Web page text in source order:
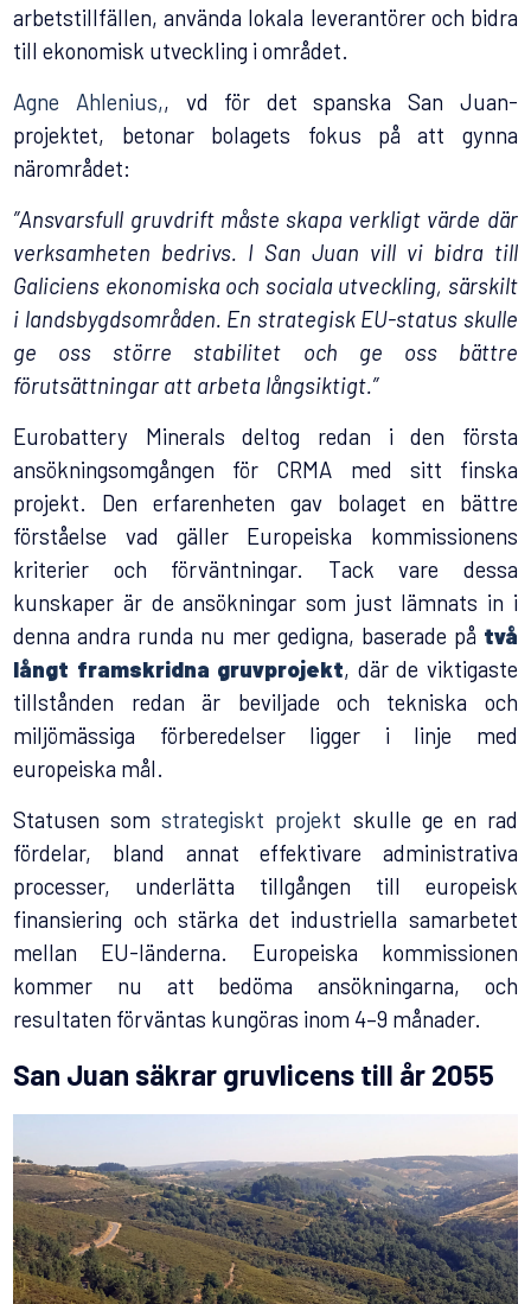
arbetstillfällen, använda lokala leverantörer och bidra
till ekonomisk utveckling i området.
Agne Ahlenius,, vd för det spanska San Juan-
projektet, betonar bolagets fokus på att gynna
närområdet:
”Ansvarsfull gruvdrift måste skapa verkligt värde där
verksamheten bedrivs. I San Juan vill vi bidra till
Galiciens ekonomiska och sociala utveckling, särskilt
i landsbygdsområden. En strategisk EU-status skulle
ge oss större stabilitet och ge oss bättre
förutsättningar att arbeta långsiktigt.”
Eurobattery Minerals deltog redan i den första
ansökningsomgången för CRMA med sitt finska
projekt. Den erfarenheten gav bolaget en bättre
förståelse vad gäller Europeiska kommissionens
kriterier och förväntningar. Tack vare dessa
kunskaper är de ansökningar som just lämnats in i
denna andra runda nu mer gedigna, baserade på två
långt framskridna gruvprojekt, där de viktigaste
tillstånden redan är beviljade och tekniska och
miljömässiga förberedelser ligger i linje med
europeiska mål.
Statusen somstrategiskt projekt skulle ge en rad
fördelar, bland annat effektivare administrativa
processer, underlätta tillgången till europeisk
finansiering och stärka det industriella samarbetet
mellan EU-länderna. Europeiska kommissionen
kommer nu att bedöma ansökningarna, och
resultaten förväntas kungöras inom 4–9 månader.
San Juan säkrar gruvlicens till år 2055